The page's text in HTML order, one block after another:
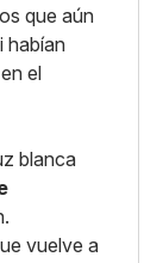
que aún
habían
en el
blanca
vuelve a